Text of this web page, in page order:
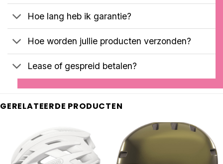
Hoe lang heb ik garantie?
Hoe worden jullie producten verzonden?
Lease of gespreid betalen?
GERELATEERDE PRODUCTEN